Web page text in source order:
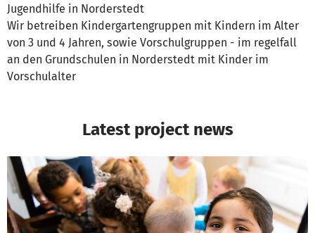
Jugendhilfe in Norderstedt
Wir betreiben Kindergartengruppen mit Kindern im Alter
von 3 und 4 Jahren, sowie Vorschulgruppen - im regelfall
an den Grundschulen in Norderstedt mit Kinder im
Vorschulalter
Latest project news